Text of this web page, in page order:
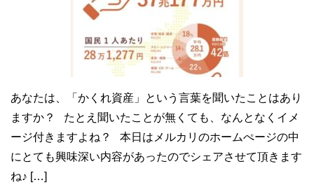
あなたは、「かくれ資産」という言葉を聞いたことはあり
ますか？ たとえ聞いたことが無くても、なんとなくイメ
ージ付きますよね？ 本日はメルカリのホームぺージの中
にとても興味深い内容があったのでシェアさせて頂きます
ね♪ […]